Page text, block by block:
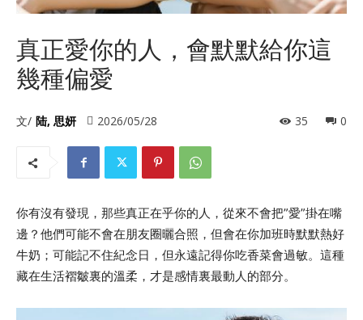
真正愛你的人，會默默給你這
幾種偏愛
文/ 陆, 思妍 2026/05/28 0
35
你有沒有發現，那些真正在乎你的人，從來不會把”愛”掛在嘴
邊？他們可能不會在朋友圈曬合照，但會在你加班時默默熱好
牛奶；可能記不住紀念日，但永遠記得你吃香菜會過敏。這種
藏在生活褶皺裏的溫柔，才是感情裏最動人的部分。